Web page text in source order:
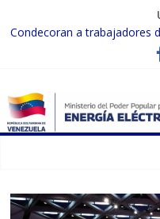
Condecoran a trabajadores
labor tras el doble sismo del
Gobierno Nacional
Inspeccionan trabajos de
en Carabobo
Gobierno Nacional activa